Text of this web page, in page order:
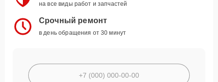
на все виды работ и запчастей
Срочный ремонт
в день обращения от 30 минут